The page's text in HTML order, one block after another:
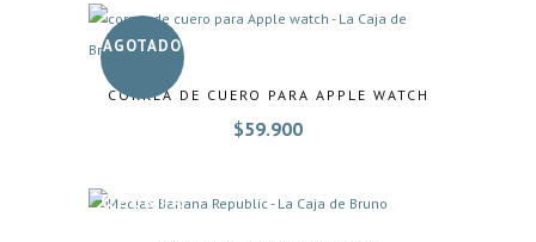
AGOTADO
CORREA DE CUERO PARA APPLE WATCH
$59.900
OFERTA